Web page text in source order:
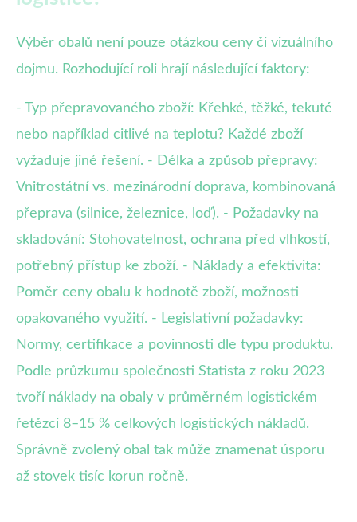
Výběr obalů není pouze otázkou ceny či vizuálního
dojmu. Rozhodující roli hrají následující faktory:
- Typ přepravovaného zboží: Křehké, těžké, tekuté
nebo například citlivé na teplotu? Každé zboží
vyžaduje jiné řešení. - Délka a způsob přepravy:
Vnitrostátní vs. mezinárodní doprava, kombinovaná
přeprava (silnice, železnice, loď). - Požadavky na
skladování: Stohovatelnost, ochrana před vlhkostí,
potřebný přístup ke zboží. - Náklady a efektivita:
Poměr ceny obalu k hodnotě zboží, možnosti
opakovaného využití. - Legislativní požadavky:
Normy, certifikace a povinnosti dle typu produktu.
Podle průzkumu společnosti Statista z roku 2023
tvoří náklady na obaly v průměrném logistickém
řetězci 8–15 % celkových logistických nákladů.
Správně zvolený obal tak může znamenat úsporu
až stovek tisíc korun ročně.